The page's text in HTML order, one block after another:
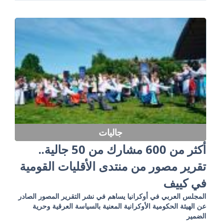
جاليات
أكثر من 600 مشارك من 50 جالية..
تقرير مصور من منتدى الأقليات القومية
في كييف
المجلس العربي في أوكرانيا يساهم في نشر التقرير المصور الصادر
عن الهيئة الحكومية الأوكرانية المعنية بالسياسة العرقية وحرية
الضمير